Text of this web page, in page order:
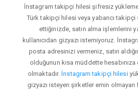
İnstagram takipçi hilesi şifresiz
Türk takipçi hilesi veya yabancı
ettiğinizde, satın alma işlemlerini
kullanıcıdan gizyazı istemiyoruz.
posta adresinizi vermeniz, satın
olduğunun kısa müddette
olmaktadır. İnstagram takipçi hilesi
gizyazı isteyen şirketler emin olmayan